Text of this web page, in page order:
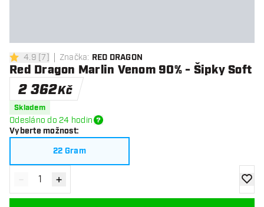
4.9 hodnoticí hvězdičky
4.9 [7] Značka: RED DRAGON
Red Dragon Marlin Venom 90% - Šipky Soft
2 362Kč
Skladem
Odesláno do 24 hodin
Vyberte možnost:
22 Gram
Snížit množství
- Zvýšit množství
+